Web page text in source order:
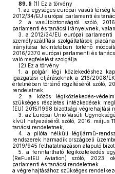
89. § (1) Ez a törvény
1. az egységes európai vasúti térség
2012/34/EU európai parlamenti és
2.
a vasútbiztonságról szóló,
parlamenti és tanácsi irányelvnek,
3.
a 2012/34/EU európai
személyszállítási szolgáltatások
irányítása tekintetében történő
2016/2370 európai parlamenti és
való megfelelést szolgálja.
(2) Ez a törvény
1.
a polgári légi közlekedéshez
igazgatási eljárásoknak a 216/2008/
értelmében történő rögzítéséről szóló,
rendeletnek,
2.
a közös légiközlekedés-
szükséges részletes intézkedések
(EU) 2015/1998 bizottsági végrehajtási
3.
az Európai Unió Vasúti
kívül helyezéséről szóló, 2016. május
tanácsi rendeletnek,
4.
a pilóta nélküli légijármű-
rendszerek harmadik országbeli
2019/945 felhatalmazáson alapuló
5.
a fenntartható légiközlekedés
(ReFuelEU Aviation) szóló, 2023.
parlamenti és tanácsi rendeletnek
a végrehajtásához szükséges